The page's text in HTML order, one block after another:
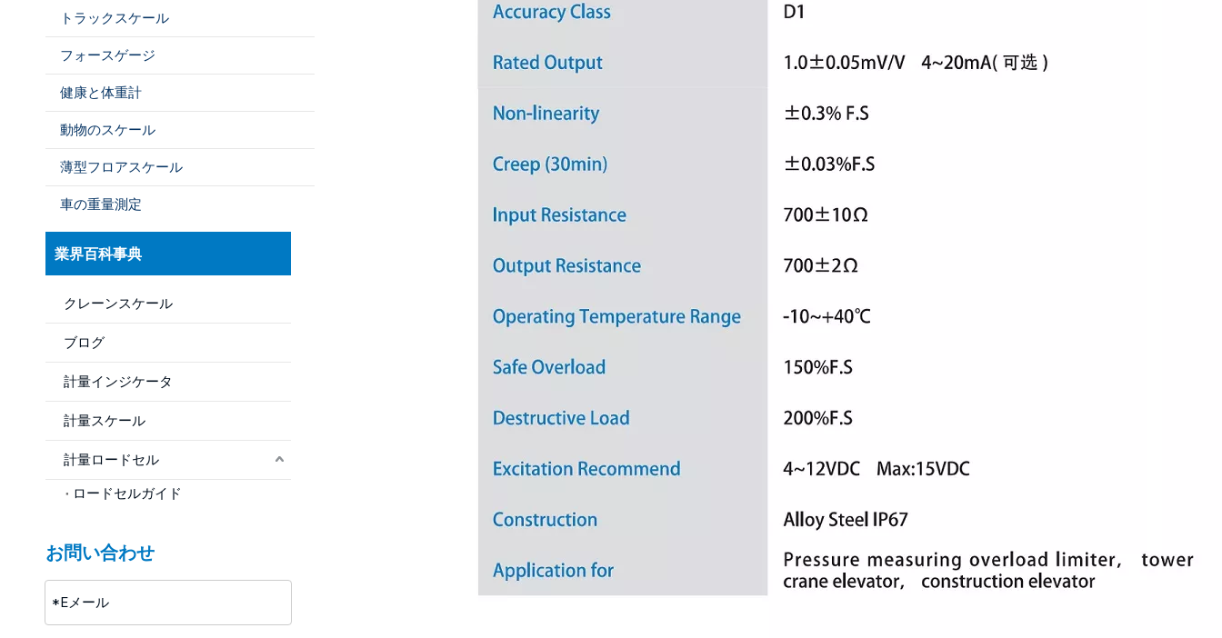
トラックスケール
フォースゲージ
健康と体重計
動物のスケール
薄型フロアスケール
車の重量測定
業界百科事典
クレーンスケール
ブログ
計量インジケータ
計量スケール
計量ロードセル
ロードセルガイド
お問い合わせ